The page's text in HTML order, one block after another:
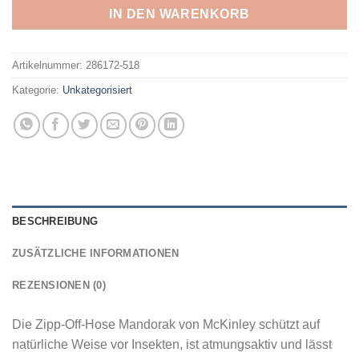
IN DEN WARENKORB
Artikelnummer: 286172-518
Kategorie: Unkategorisiert
BESCHREIBUNG
ZUSÄTZLICHE INFORMATIONEN
REZENSIONEN (0)
Die Zipp-Off-Hose Mandorak von McKinley schützt auf
natürliche Weise vor Insekten, ist atmungsaktiv und lässt